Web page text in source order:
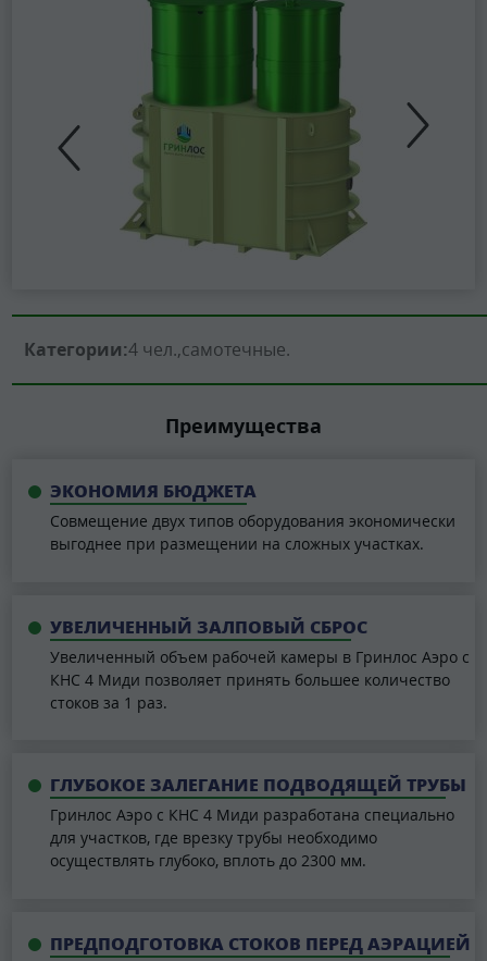
Категории:4 чел. самотечные
Преимущества
ЭКОНОМИЯ БЮДЖЕТА
Совмещение двух типов оборудования экономически
выгоднее при размещении на сложных участках.
УВЕЛИЧЕННЫЙ ЗАЛПОВЫЙ СБРОС
Увеличенный объем рабочей камеры в Гринлос Аэро с
КНС 4 Миди позволяет принять большее количество
стоков за 1 раз.
ГЛУБОКОЕ ЗАЛЕГАНИЕ ПОДВОДЯЩЕЙ ТРУБЫ
Гринлос Аэро с КНС 4 Миди разработана специально
для участков, где врезку трубы необходимо
осуществлять глубоко, вплоть до 2300 мм.
ПРЕДПОДГОТОВКА СТОКОВ ПЕРЕД АЭРАЦИЕЙ